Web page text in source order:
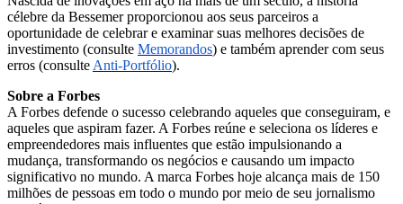
célebre da Bessemer proporcionou aos seus parceiros a
oportunidade de celebrar e examinar suas melhores decisões de
investimento (consulte Memorandos) e também aprender com seus
erros (consulte Anti-Portfólio).
Sobre a Forbes
A Forbes defende o sucesso celebrando aqueles que conseguiram, e
aqueles que aspiram fazer. A Forbes reúne e seleciona os líderes e
empreendedores mais influentes que estão impulsionando a
mudança, transformando os negócios e causando um impacto
significativo no mundo. A marca Forbes hoje alcança mais de 150
milhões de pessoas em todo o mundo por meio de seu jornalismo